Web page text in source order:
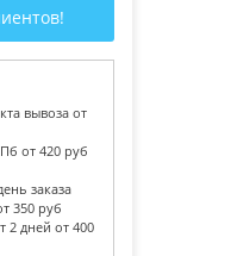
вывоза от
от 420 руб
заказа
350 руб
2 дней от 400